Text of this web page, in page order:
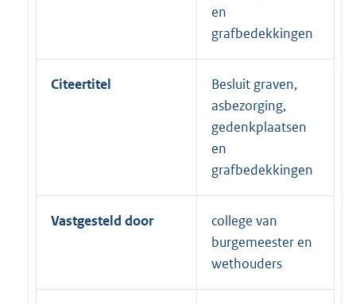
en
grafbedekkingen
Citeertitel
Besluit graven,
asbezorging,
gedenkplaatsen
en
grafbedekkingen
Vastgesteld door
college van
burgemeester en
wethouders